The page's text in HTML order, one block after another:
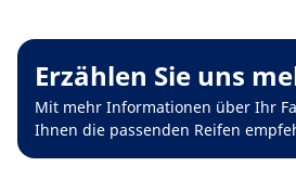
Erzählen Sie uns
Mit mehr Informationen über Ihr
Ihnen die passenden Reifen